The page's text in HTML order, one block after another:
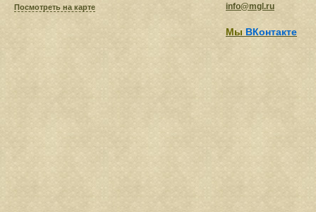
Посмотреть на карте info@mgl.ru
Мы ВКонтакте